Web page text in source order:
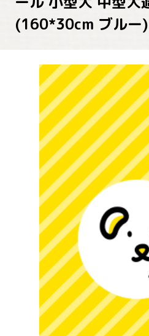
(160*30cm ブルー)